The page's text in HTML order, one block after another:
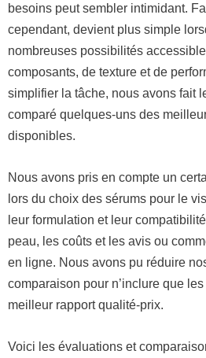
besoins peut sembler intimidant.
cependant, devient plus simple
nombreuses possibilités
composants, de texture et de
simplifier la tâche, nous avons fait
comparé quelques-uns des
disponibles.
Nous avons pris en compte un
lors du choix des sérums pour le
leur formulation et leur
peau, les coûts et les avis ou
en ligne. Nous avons pu réduire
comparaison pour n’inclure que
meilleur rapport qualité-prix.
Voici les évaluations et